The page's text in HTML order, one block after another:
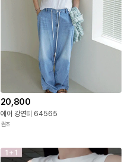
20,800
에어 강연티 64565
권조